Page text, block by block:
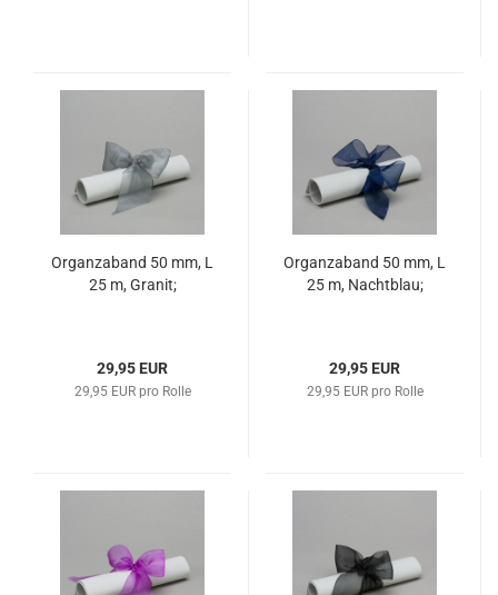
Organzaband 50 mm, L
25 m, Granit;
29,95 EUR
29,95 EUR pro Rolle
Organzaband 50 mm, L
25 m, Nachtblau;
29,95 EUR
29,95 EUR pro Rolle